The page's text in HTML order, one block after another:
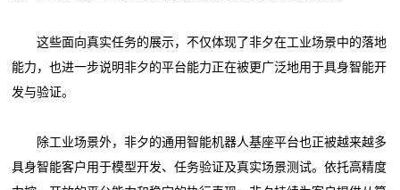
这些面向真实任务的展示，不仅体现了非夕在工业场景中的落地
能力，也进一步说明非夕的平台能力正在被更广泛地用于具身智能开
发与验证。
除工业场景外，非夕的通用智能机器人基座平台也正被越来越多
具身智能客户用于模型开发、任务验证及真实场景测试。依托高精度